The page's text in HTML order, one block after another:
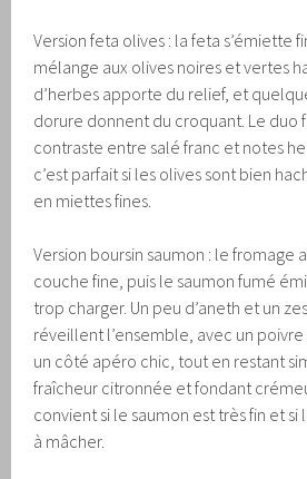
Version feta olives : la feta s’émiette
mélange aux olives noires et vertes
d’herbes apporte du relief, et
dorure donnent du croquant. Le duo
contraste entre salé franc et notes
c’est parfait si les olives sont bien
en miettes fines.
Version boursin saumon : le fromage
couche fine, puis le saumon fumé
trop charger. Un peu d’aneth et un
réveillent l’ensemble, avec un
un côté apéro chic, tout en restant
fraîcheur citronnée et fondant
convient si le saumon est très fin et
à mâcher.